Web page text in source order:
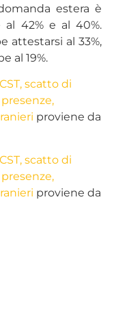
estera è
42% e al 40%.
attestarsi al 33%,
al 19%.
scatto di
proviene da
scatto di
proviene da